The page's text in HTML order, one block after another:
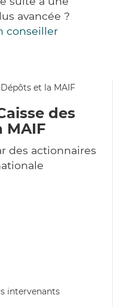
avancée ?
conseiller
des
MAIF
des actionnaires